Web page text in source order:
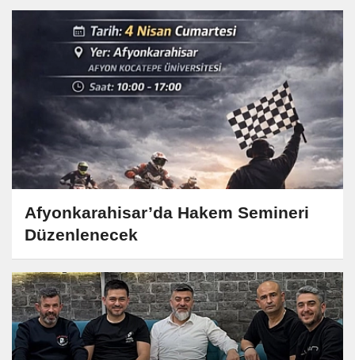
Afyonkarahisar’da Hakem Semineri
Düzenlenecek